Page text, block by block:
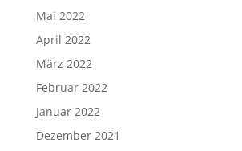
Mai 2022
April 2022
März 2022
Februar 2022
Januar 2022
Dezember 2021